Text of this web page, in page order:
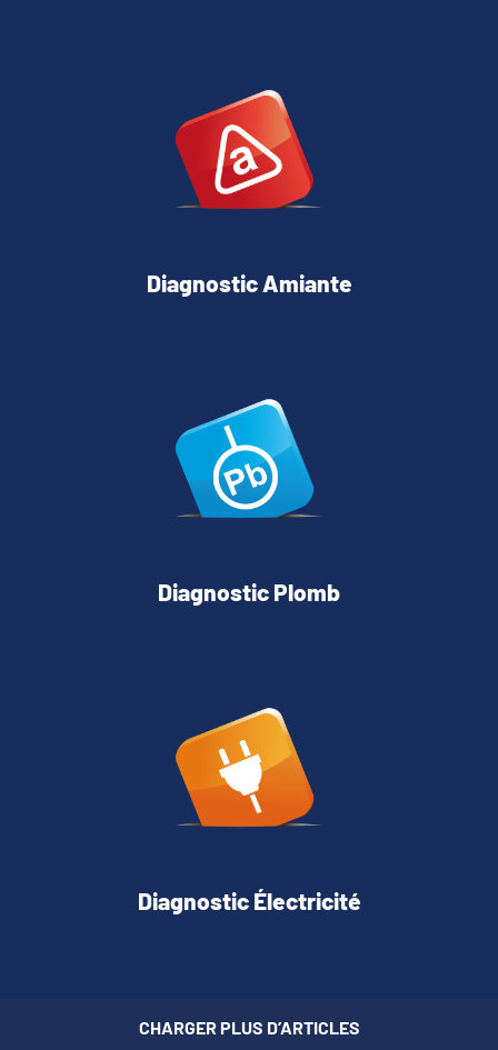
Diagnostic Amiante
Diagnostic Plomb
Diagnostic Électricité
CHARGER PLUS D’ARTICLES